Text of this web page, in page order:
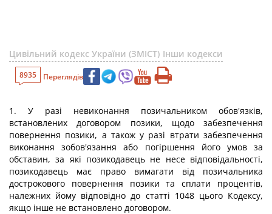
Цивільний кодекс України (ЗМІСТ) Інши кодекси
8935 Переглядів
1. У разі невиконання позичальником обов'язків,
встановлених договором позики, щодо забезпечення
повернення позики, а також у разі втрати забезпечення
виконання зобов'язання або погіршення його умов за
обставин, за які позикодавець не несе відповідальності,
позикодавець має право вимагати від позичальника
дострокового повернення позики та сплати процентів,
належних йому відповідно до статті 1048 цього Кодексу,
якщо інше не встановлено договором.